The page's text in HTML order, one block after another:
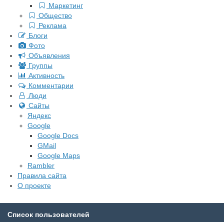
Маркетинг
Общество
Реклама
Блоги
Фото
Объявления
Группы
Активность
Комментарии
Люди
Сайты
Яндекс
Google
Google Docs
GMail
Google Maps
Rambler
Правила сайта
О проекте
Список пользователей